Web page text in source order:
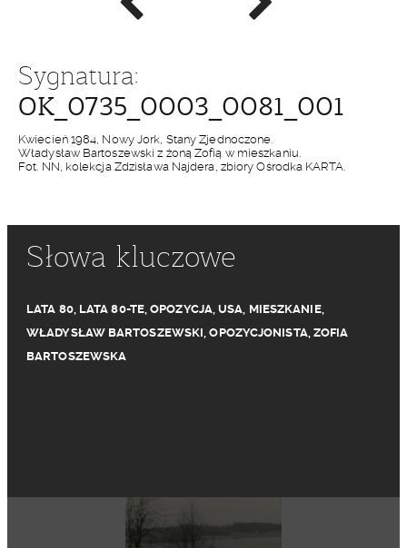
zdjęcie
zdjęcie
Sygnatura:
OK_0735_0003_0081_001
Kwiecień 1984, Nowy Jork, Stany Zjednoczone.
Władysław Bartoszewski z żoną Zofią w mieszkaniu.
Fot. NN, kolekcja Zdzisława Najdera, zbiory Ośrodka KARTA.
Słowa kluczowe
LATA 80, LATA 80-TE,OPOZYCJA,USA, MIESZKANIE,
WŁADYSŁAW BARTOSZEWSKI,OPOZYCJONISTA, ZOFIA
BARTOSZEWSKA